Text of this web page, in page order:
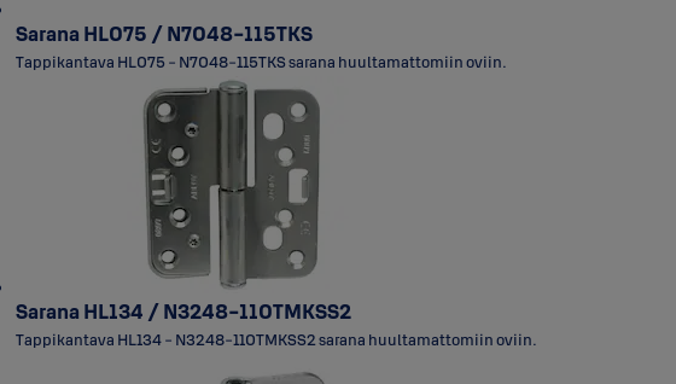
Sarana HL075 / N7048-115TKS
Tappikantava HL075 - N7048-115TKS sarana huultamattomiin oviin.
Sarana HL134 / N3248-110TMKSS2
Tappikantava HL134 - N3248-110TMKSS2 sarana huultamattomiin oviin.